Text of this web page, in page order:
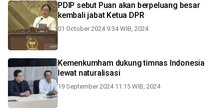
PDIP sebut Puan akan berpeluang besar
kembali jabat Ketua DPR
01 October 2024 9:34 WIB, 2024
Kemenkumham dukung timnas Indonesia
lewat naturalisasi
19 September 2024 11:15 WIB, 2024